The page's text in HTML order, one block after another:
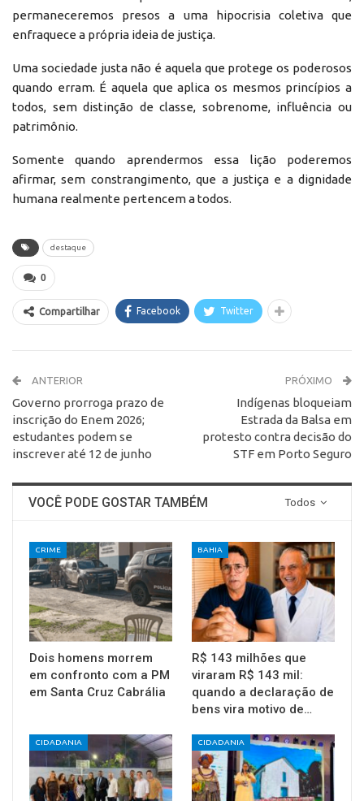
permaneceremos presos a uma hipocrisia coletiva que
enfraquece a própria ideia de justiça.
Uma sociedade justa não é aquela que protege os poderosos
quando erram. É aquela que aplica os mesmos princípios a
todos, sem distinção de classe, sobrenome, influência ou
patrimônio.
Somente quando aprendermos essa lição poderemos
afirmar, sem constrangimento, que a justiça e a dignidade
humana realmente pertencem a todos.
destaque
0
Compartilhar Facebook Twitter
ANTERIOR
Governo prorroga prazo de
inscrição do Enem 2026;
estudantes podem se
inscrever até 12 de junho
PRÓXIMO
Indígenas bloqueiam
Estrada da Balsa em
protesto contra decisão do
STF em Porto Seguro
Todos
VOCÊ PODE GOSTAR TAMBÉM
CRIME
Dois homens morrem
em confronto com a PM
em Santa Cruz Cabrália
BAHIA
R$ 143 milhões que
viraram R$ 143 mil:
quando a declaração de
bens vira motivo de…
CIDADANIA CIDADANIA